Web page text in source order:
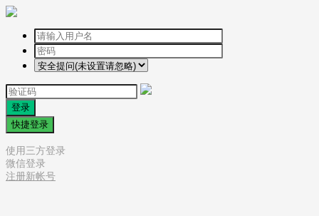
登录
快捷登录
使用三方登录
微信登录
注册新帐号